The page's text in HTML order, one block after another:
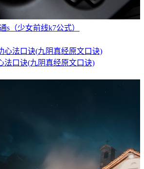
s（少女前线k7公式）
法口诀(九阴真经原文口诀)